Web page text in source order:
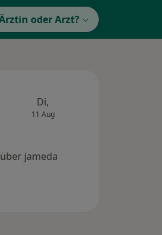
oder Arzt?
Di,
11 Aug
jameda